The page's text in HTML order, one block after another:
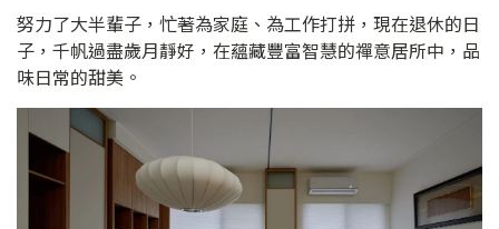
努力了大半輩子，忙著為家庭、為工作打拼，現在退休的日
子，千帆過盡歲月靜好，在蘊藏豐富智慧的禪意居所中，品
味日常的甜美。